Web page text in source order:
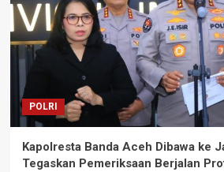
POLRI
Kapolresta Banda Aceh Dibawa ke
Tegaskan Pemeriksaan Berjalan